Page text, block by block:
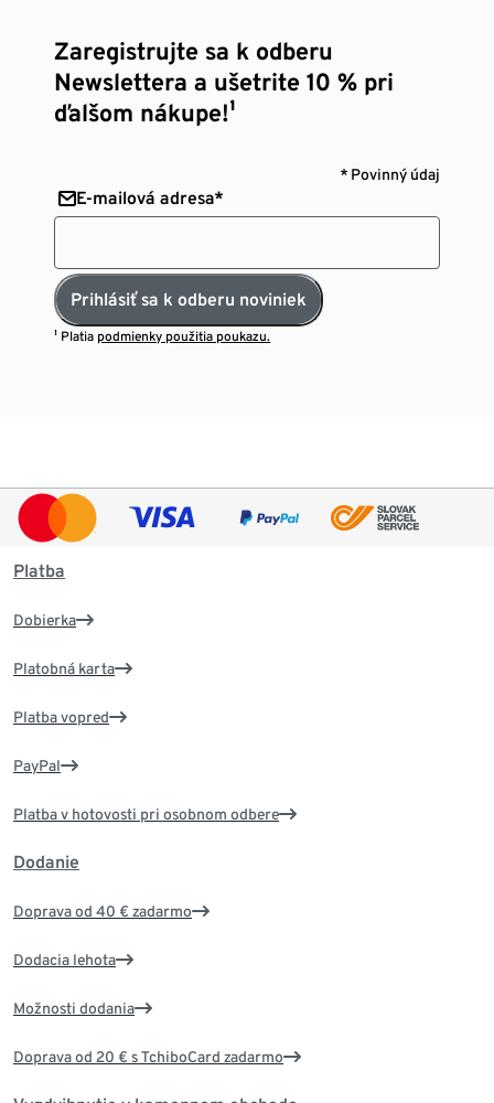
Zaregistrujte sa k odberu
Newslettera a ušetrite 10 % pri
ďalšom nákupe!¹
* Povinný údaj
E-mailová adresa*
Prihlásiť sa k odberu noviniek
¹ Platia podmienky použitia poukazu.
Platba
Dobierka
Platobná karta
Platba vopred
PayPal
Platba v hotovosti pri osobnom odbere
Dodanie
Doprava od 40 € zadarmo
Dodacia lehota
Možnosti dodania
Doprava od 20 € s TchiboCard zadarmo